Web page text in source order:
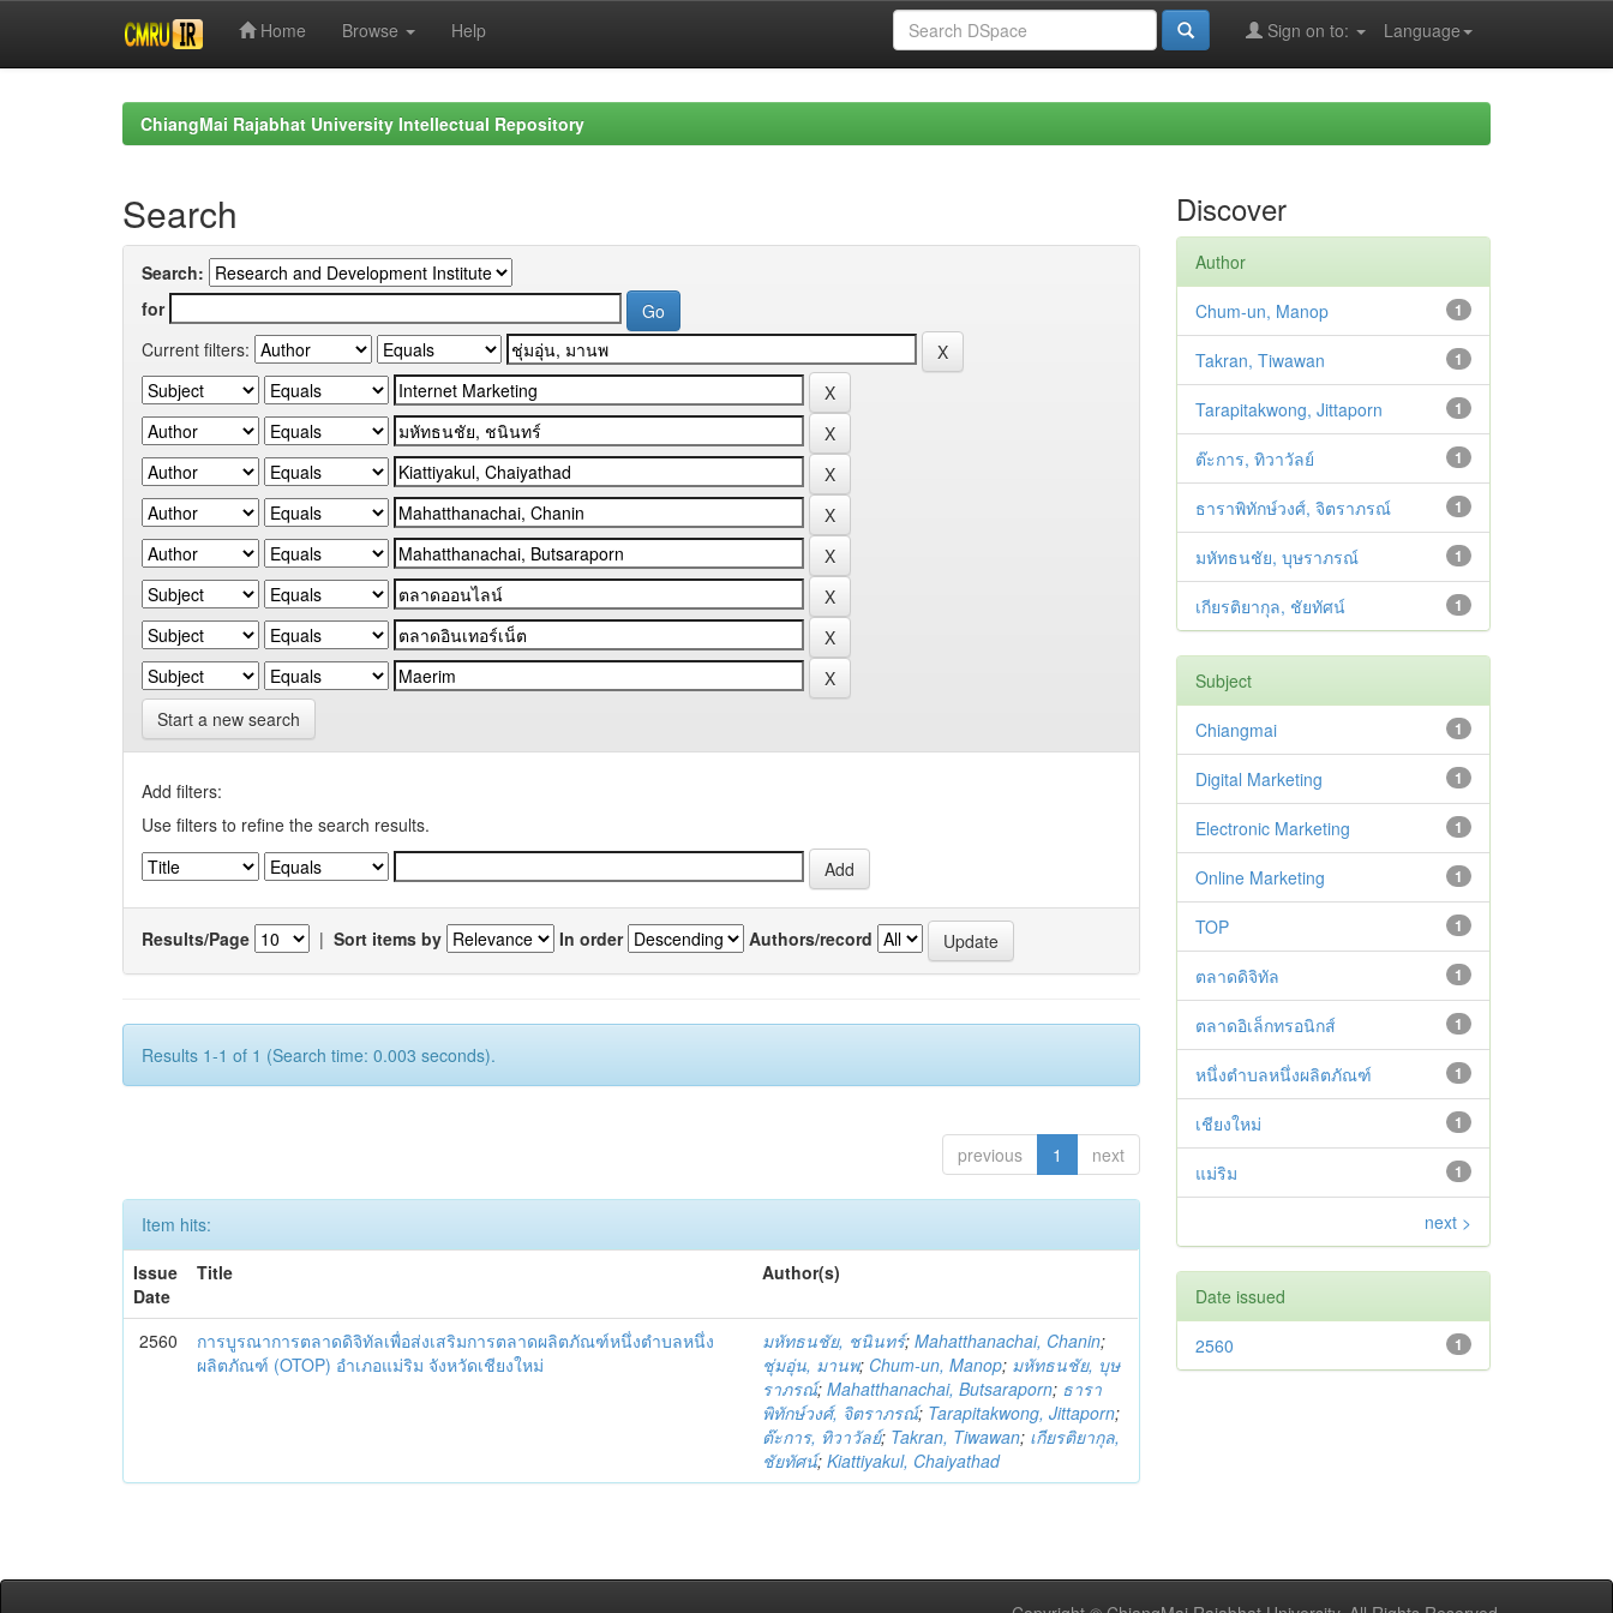
Home Browse Help Language
Sign on to:
ChiangMai Rajabhat University Intellectual Repository
Search
Search:
for
Current filters:
Start a new search
Add filters:
Use filters to refine the search results.
Results/Page | Sort items by In order Authors/record
Results 1-1 of 1 (Search time: 0.003 seconds).
previous 1 next
Item hits:
Issue
Date
Title Author(s)
2560
การบูรณาการตลาดดิจิทัลเพื่อส่งเสริมการตลาดผลิตภัณฑ์หนึ่งตำบลหนึ่ง
ผลิตภัณฑ์ (OTOP) อำเภอแม่ริม จังหวัดเชียงใหม่
มหัทธนชัย, ชนินทร์;Mahatthanachai, Chanin;
ชุ่มอุ่น, มานพ; Chum-un, Manop; มหัทธนชัย, บุษ
ราภรณ์;Mahatthanachai, Butsaraporn; ธารา
พิทักษ์วงศ์, จิตราภรณ์; Tarapitakwong, Jittaporn;
ต๊ะการ, ทิวาวัลย์; Takran, Tiwawan; เกียรติยากุล,
ชัยทัศน์;Kiattiyakul, Chaiyathad
Discover
Author
1
Chum-un, Manop
1
Takran, Tiwawan
1
Tarapitakwong, Jittaporn
1
ต๊ะการ, ทิวาวัลย์
1
ธาราพิทักษ์วงศ์, จิตราภรณ์
1
มหัทธนชัย, บุษราภรณ์
1
เกียรติยากุล, ชัยทัศน์
Subject
1
Chiangmai
1
Digital Marketing
1
Electronic Marketing
1
Online Marketing
1
TOP
1
ตลาดดิจิทัล
1
ตลาดอิเล็กทรอนิกส์
1
หนึ่งตำบลหนึ่งผลิตภัณฑ์
1
เชียงใหม่
1
แม่ริม
next >
Date issued
1
2560